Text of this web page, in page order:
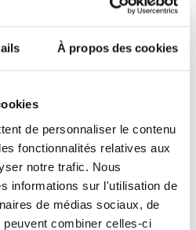
À propos des cookies
de personnaliser le contenu
fonctionnalités relatives aux
notre trafic. Nous
informations sur l'utilisation de
de médias sociaux, de
combiner celles-ci
projets. L’objet de la
variés, en soutenant
philanthropique, éducatif,
aux actions qui donnent
de réaliser un projet qui leur
la fondation soutient le
ses actions.